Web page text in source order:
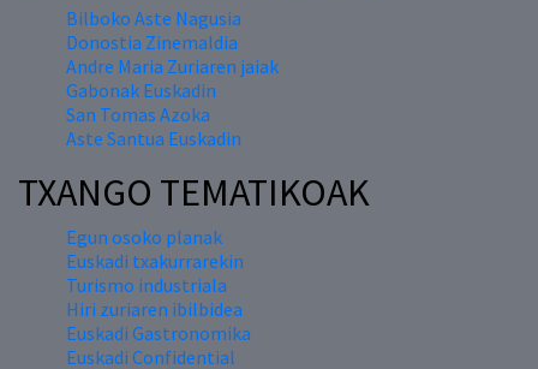
Bilboko Aste Nagusia
Donostia Zinemaldia
Andre Maria Zuriaren jaiak
Gabonak Euskadin
San Tomas Azoka
Aste Santua Euskadin
TXANGO TEMATIKOAK
Egun osoko planak
Euskadi txakurrarekin
Turismo industriala
Hiri zuriaren ibilbidea
Euskadi Gastronomika
Euskadi Confidential